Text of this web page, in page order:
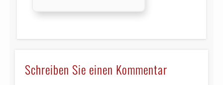
Schreiben Sie einen Kommentar